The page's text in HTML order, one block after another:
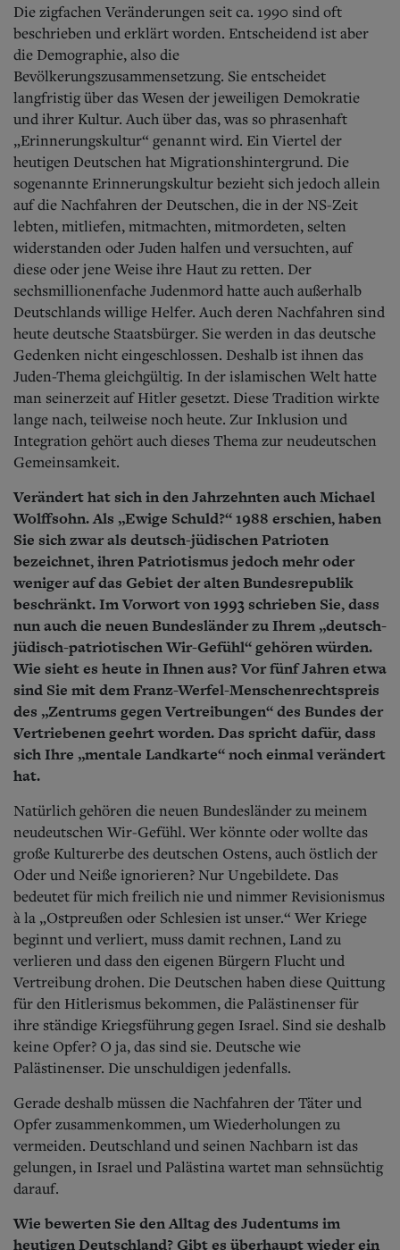
Die zigfachen Veränderungen seit ca. 1990 sind oft
beschrieben und erklärt worden. Entscheidend ist aber
die Demographie, also die
Bevölkerungszusammensetzung. Sie entscheidet
langfristig über das Wesen der jeweiligen Demokratie
und ihrer Kultur. Auch über das, was so phrasenhaft
„Erinnerungskultur“ genannt wird. Ein Viertel der
heutigen Deutschen hat Migrationshintergrund. Die
sogenannte Erinnerungskultur bezieht sich jedoch allein
auf die Nachfahren der Deutschen, die in der NS-Zeit
lebten, mitliefen, mitmachten, mitmordeten, selten
widerstanden oder Juden halfen und versuchten, auf
diese oder jene Weise ihre Haut zu retten. Der
sechsmillionenfache Judenmord hatte auch außerhalb
Deutschlands willige Helfer. Auch deren Nachfahren sind
heute deutsche Staatsbürger. Sie werden in das deutsche
Gedenken nicht eingeschlossen. Deshalb ist ihnen das
Juden-Thema gleichgültig. In der islamischen Welt hatte
man seinerzeit auf Hitler gesetzt. Diese Tradition wirkte
lange nach, teilweise noch heute. Zur Inklusion und
Integration gehört auch dieses Thema zur neudeutschen
Gemeinsamkeit.
Verändert hat sich in den Jahrzehnten auch Michael
Wolffsohn. Als „Ewige Schuld?“ 1988 erschien, haben
Sie sich zwar als deutsch-jüdischen Patrioten
bezeichnet, ihren Patriotismus jedoch mehr oder
weniger auf das Gebiet der alten Bundesrepublik
beschränkt. Im Vorwort von 1993 schrieben Sie, dass
nun auch die neuen Bundesländer zu Ihrem „deutsch-
jüdisch-patriotischen Wir-Gefühl“ gehören würden.
Wie sieht es heute in Ihnen aus? Vor fünf Jahren etwa
sind Sie mit dem Franz-Werfel-Menschenrechtspreis
des „Zentrums gegen Vertreibungen“ des Bundes der
Vertriebenen geehrt worden. Das spricht dafür, dass
sich Ihre „mentale Landkarte“ noch einmal verändert
hat.
Natürlich gehören die neuen Bundesländer zu meinem
neudeutschen Wir-Gefühl. Wer könnte oder wollte das
große Kulturerbe des deutschen Ostens, auch östlich der
Oder und Neiße ignorieren? Nur Ungebildete. Das
bedeutet für mich freilich nie und nimmer Revisionismus
à la „Ostpreußen oder Schlesien ist unser.“ Wer Kriege
beginnt und verliert, muss damit rechnen, Land zu
verlieren und dass den eigenen Bürgern Flucht und
Vertreibung drohen. Die Deutschen haben diese Quittung
für den Hitlerismus bekommen, die Palästinenser für
ihre ständige Kriegsführung gegen Israel. Sind sie deshalb
keine Opfer? O ja, das sind sie. Deutsche wie
Palästinenser. Die unschuldigen jedenfalls.
Gerade deshalb müssen die Nachfahren der Täter und
Opfer zusammenkommen, um Wiederholungen zu
vermeiden. Deutschland und seinen Nachbarn ist das
gelungen, in Israel und Palästina wartet man sehnsüchtig
darauf.
Wie bewerten Sie den Alltag des Judentums im
heutigen Deutschland? Gibt es überhaupt wieder ein